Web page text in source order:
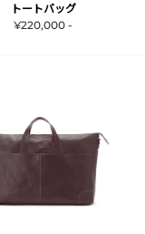
トートバッグ
¥220,000 -